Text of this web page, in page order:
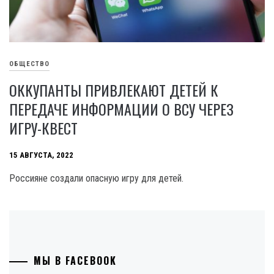
ОБЩЕСТВО
ОККУПАНТЫ ПРИВЛЕКАЮТ ДЕТЕЙ К
ПЕРЕДАЧЕ ИНФОРМАЦИИ О ВСУ ЧЕРЕЗ
ИГРУ-КВЕСТ
15 АВГУСТА, 2022
Россияне создали опасную игру для детей.
МЫ В FACEBOOK